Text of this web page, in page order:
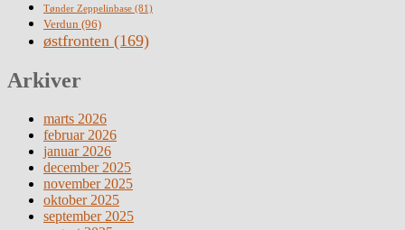
Tønder Zeppelinbase (81)
Verdun (96)
østfronten (169)
Arkiver
marts 2026
februar 2026
januar 2026
december 2025
november 2025
oktober 2025
september 2025